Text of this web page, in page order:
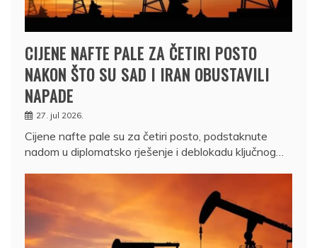
CIJENE NAFTE PALE ZA ČETIRI POSTO
NAKON ŠTO SU SAD I IRAN OBUSTAVILI
NAPADE
27. jul 2026.
Cijene nafte pale su za četiri posto, podstaknute
nadom u diplomatsko rješenje i deblokadu ključnog…